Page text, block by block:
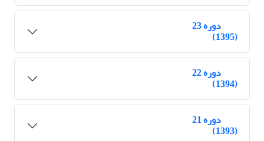
دوره 23
(1395)
دوره 22
(1394)
دوره 21
(1393)